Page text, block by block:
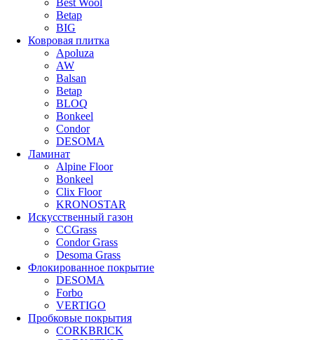
Betap
BIG
Ковровая плитка
Apoluza
AW
Balsan
Betap
BLOQ
Bonkeel
Condor
DESOMA
Ламинат
Alpine Floor
Bonkeel
Clix Floor
KRONOSTAR
Искусственный газон
CCGrass
Condor Grass
Desoma Grass
Флокированное покрытие
DESOMA
Forbo
VERTIGO
Пробковые покрытия
CORKBRICK